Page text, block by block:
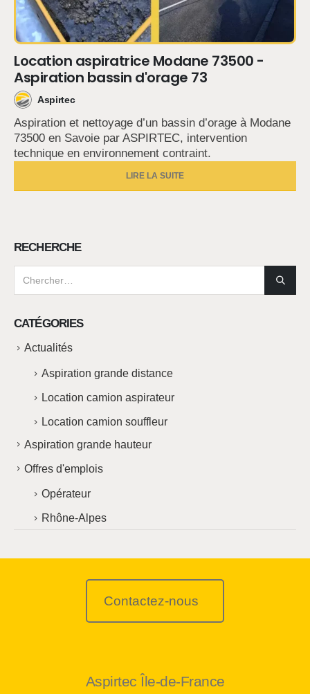
Location aspiratrice Modane 73500 -
Aspiration bassin d'orage 73
Aspirtec
Aspiration et nettoyage d’un bassin d’orage à Modane
73500 en Savoie par ASPIRTEC, intervention
technique en environnement contraint.
LIRE LA SUITE
RECHERCHE
CATÉGORIES
Actualités
Aspiration grande distance
Location camion aspirateur
Location camion souffleur
Aspiration grande hauteur
Offres d'emplois
Opérateur
Rhône-Alpes
Contactez-nous
Aspirtec Île-de-France